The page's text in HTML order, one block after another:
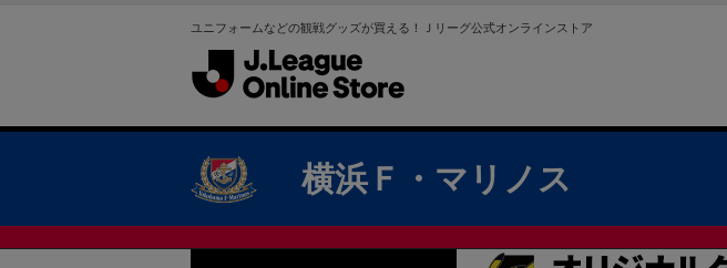
ユニフォームなどの観戦グッズが買える！Ｊリーグ公式オンラインストア
横浜Ｆ・マリノス